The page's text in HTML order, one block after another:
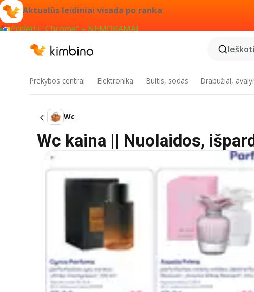
Aktualūs leidiniai visada po ranka
Pridėti į „Chrome“ – NEMOKAMAI
Prekybos centrai Elektronika Buitis, sodas Drabužiai,
Wc
Wc kaina || Nuolaidos,